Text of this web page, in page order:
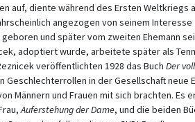
auf, diente während des Ersten
angezogen von seinem
und später vom zweiten Ehemann
adoptiert wurde, arbeitete später als
veröffentlichten 1928 das Buch Der
Geschlechterrollen in der Gesellschaft neue
Männern und Frauen mit sich brachten. Es
Auferstehung der Dame, und die beiden